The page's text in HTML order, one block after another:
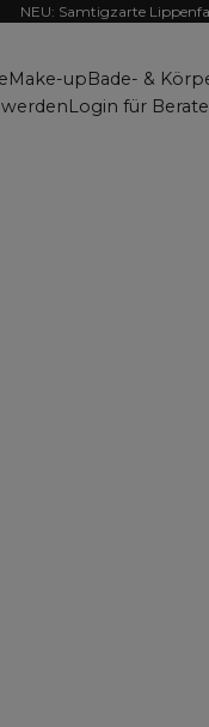
NEU: Samtigzarte
Make-upBade- &
Login für